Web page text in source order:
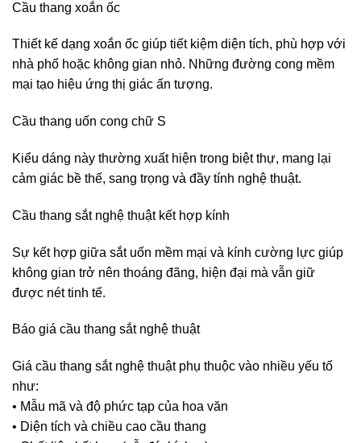
Cầu thang xoắn ốc
Thiết kế dạng xoắn ốc giúp tiết kiệm diện tích, phù hợp với
nhà phố hoặc không gian nhỏ. Những đường cong mềm
mại tạo hiệu ứng thị giác ấn tượng.
Cầu thang uốn cong chữ S
Kiểu dáng này thường xuất hiện trong biệt thự, mang lại
cảm giác bề thế, sang trọng và đầy tính nghệ thuật.
Cầu thang sắt nghệ thuật kết hợp kính
Sự kết hợp giữa sắt uốn mềm mại và kính cường lực giúp
không gian trở nên thoáng đãng, hiện đại mà vẫn giữ
được nét tinh tế.
Báo giá cầu thang sắt nghệ thuật
Giá cầu thang sắt nghệ thuật phụ thuộc vào nhiều yếu tố
như:
• Mẫu mã và độ phức tạp của hoa văn
• Diện tích và chiều cao cầu thang